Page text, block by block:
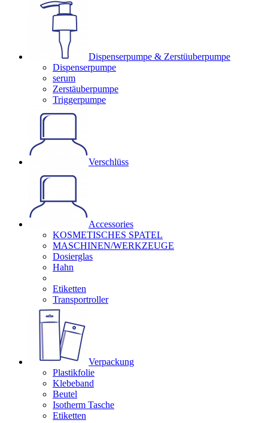
Dispenserpumpe & Zerstüuberpumpe
Dispenserpumpe
serum
Zerstäuberpumpe
Triggerpumpe
Verschlüss
Accessories
KOSMETISCHES SPATEL
MASCHINEN/WERKZEUGE
Dosierglas
Hahn
Etiketten
Transportroller
Verpackung
Plastikfolie
Klebeband
Beutel
Isotherm Tasche
Etiketten